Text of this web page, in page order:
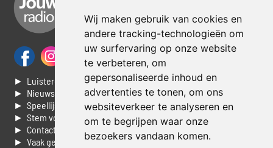
Wij maken gebruik van cookies en
andere tracking-technologieën om
uw surfervaring op onze website
te verbeteren, om
gepersonaliseerde inhoud en
advertenties te tonen, om ons
websiteverkeer te analyseren en
om te begrijpen waar onze
bezoekers vandaan komen.
► Luisteren naar Jouwradio
► Nieuws
► Speellijst
► Stem voor de Dag top 3
► Contacteer ons
► Vaak gestelde vragen